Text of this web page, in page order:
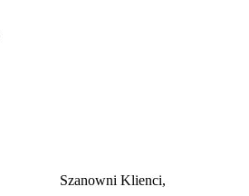
Szanowni Klienci,